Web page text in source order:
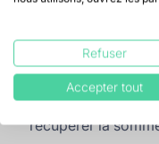
La société de
factor, ne finance
transmise. Son
les méthodes
récupérer la
Refuser
Accepter tout